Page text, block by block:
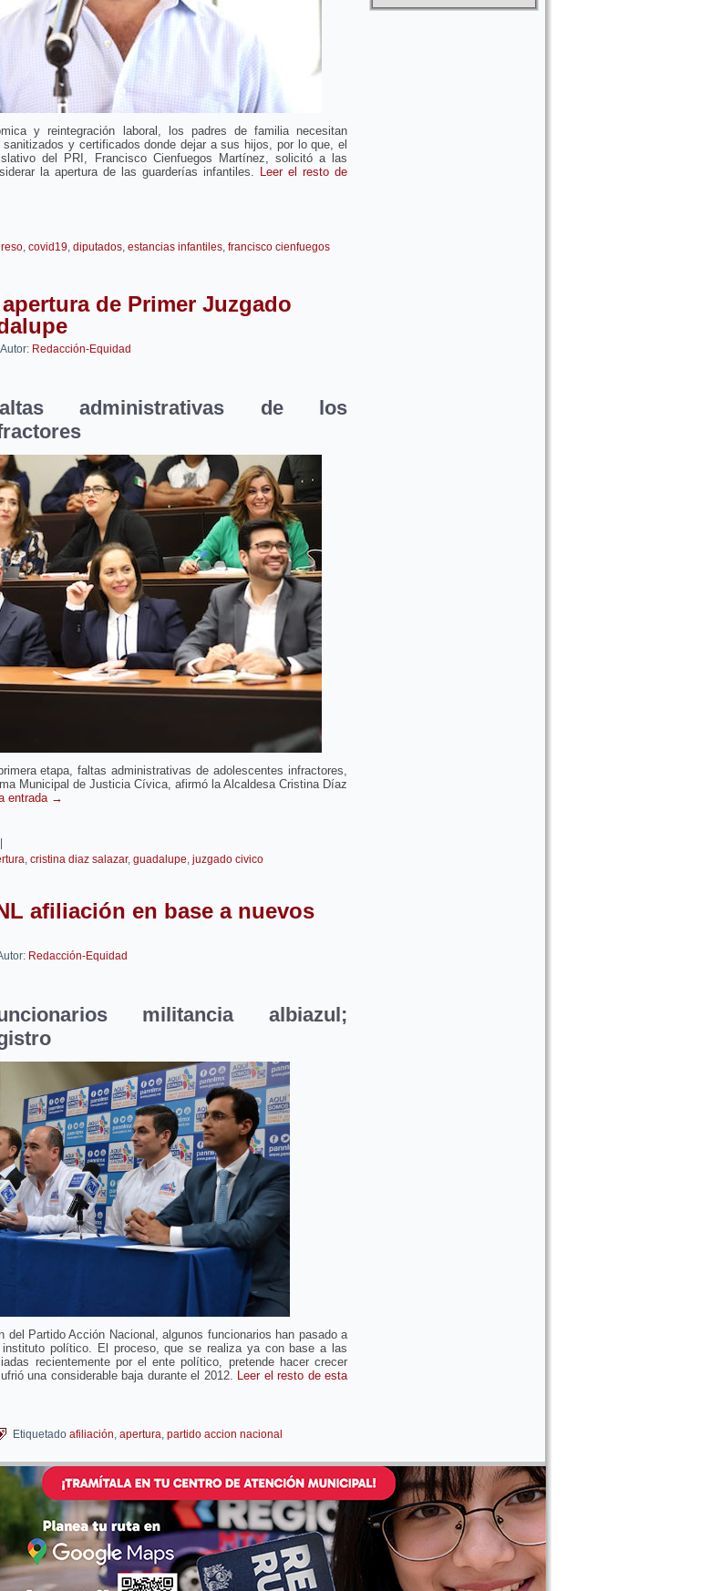
y reintegración laboral, los padres de familia necesitan
sanitizados y certificados donde dejar a sus hijos, por lo que, el
del PRI, Francisco Cienfuegos Martínez, solicitó a las
la apertura de las guarderías infantiles. Leer el resto de
, covid19, diputados, estancias infantiles, francisco cienfuegos
de Primer Juzgado
Autor: Redacción-Equidad
administrativas de los
etapa, faltas administrativas de adolescentes infractores,
Municipal de Justicia Cívica, afirmó la Alcaldesa Cristina Díaz
entrada →
, cristina diaz salazar, guadalupe, juzgado civico
afiliación en base a nuevos
Redacción-Equidad
militancia albiazul;
del Partido Acción Nacional, algunos funcionarios han pasado a
político. El proceso, que se realiza ya con base a las
recientemente por el ente político, pretende hacer crecer
una considerable baja durante el 2012. Leer el resto de esta
Etiquetado afiliación, apertura, partido accion nacional